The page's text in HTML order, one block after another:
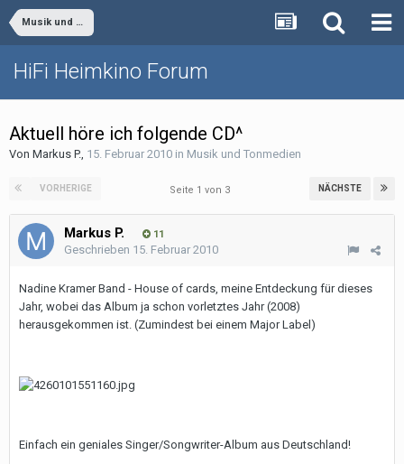
Musik und Tonmedien
HiFi Heimkino Forum
Aktuell höre ich folgende CD^
Von Markus P., 15. Februar 2010 in Musik und Tonmedien
VORHERIGE NÄCHSTE
Seite 1 von 3
Markus P. 11
Geschrieben 15. Februar 2010
Nadine Kramer Band - House of cards, meine Entdeckung für dieses
Jahr, wobei das Album ja schon vorletztes Jahr (2008)
herausgekommen ist. (Zumindest bei einem Major Label)
Einfach ein geniales Singer/Songwriter-Album aus Deutschland!